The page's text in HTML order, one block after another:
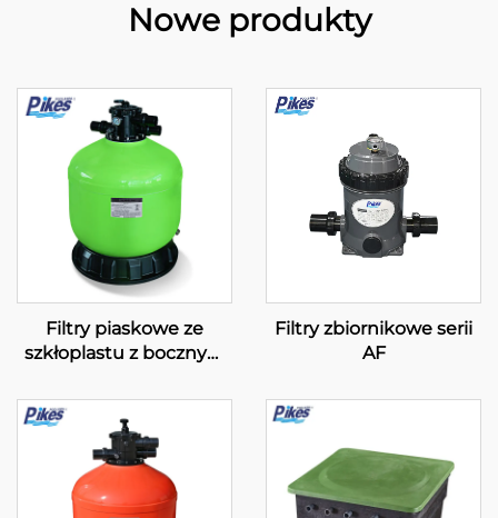
Nowe produkty
Filtry piaskowe ze
szkłoplastu z bocznym
Filtry zbiornikowe serii
AF